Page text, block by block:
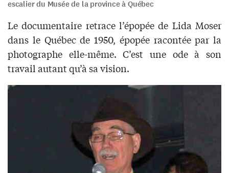
escalier du Musée de la province à Québec
Le documentaire retrace l’épopée de Lida Moser
dans le Québec de 1950, épopée racontée par la
photographe elle-même. C’est une ode à son
travail autant qu’à sa vision.